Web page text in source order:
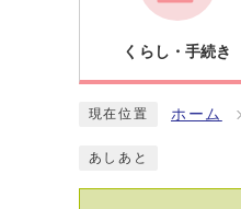
くらし・手続き
現在位置 ホーム
あしあと